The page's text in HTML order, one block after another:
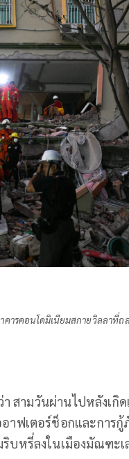
ารคอนโดมิเนียมสกายวิลลาที่ถ
สามวันผ่านไปหลังเกิ
าฟเตอร์ช็อกและการกู้
บหรี่ลงในเมืองมัณฑะเ